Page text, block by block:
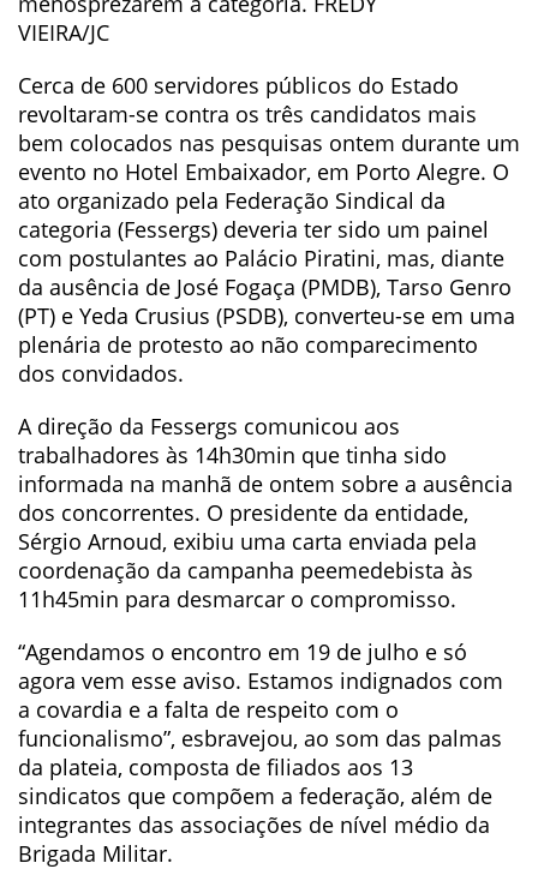
VIEIRA/JC
Cerca de 600 servidores públicos do Estado
revoltaram-se contra os três candidatos mais
bem colocados nas pesquisas ontem durante um
evento no Hotel Embaixador, em Porto Alegre. O
ato organizado pela Federação Sindical da
categoria (Fessergs) deveria ter sido um painel
com postulantes ao Palácio Piratini, mas, diante
da ausência de José Fogaça (PMDB), Tarso Genro
(PT) e Yeda Crusius (PSDB), converteu-se em uma
plenária de protesto ao não comparecimento
dos convidados.
A direção da Fessergs comunicou aos
trabalhadores às 14h30min que tinha sido
informada na manhã de ontem sobre a ausência
dos concorrentes. O presidente da entidade,
Sérgio Arnoud, exibiu uma carta enviada pela
coordenação da campanha peemedebista às
11h45min para desmarcar o compromisso.
“Agendamos o encontro em 19 de julho e só
agora vem esse aviso. Estamos indignados com
a covardia e a falta de respeito com o
funcionalismo”, esbravejou, ao som das palmas
da plateia, composta de filiados aos 13
sindicatos que compõem a federação, além de
integrantes das associações de nível médio da
Brigada Militar.